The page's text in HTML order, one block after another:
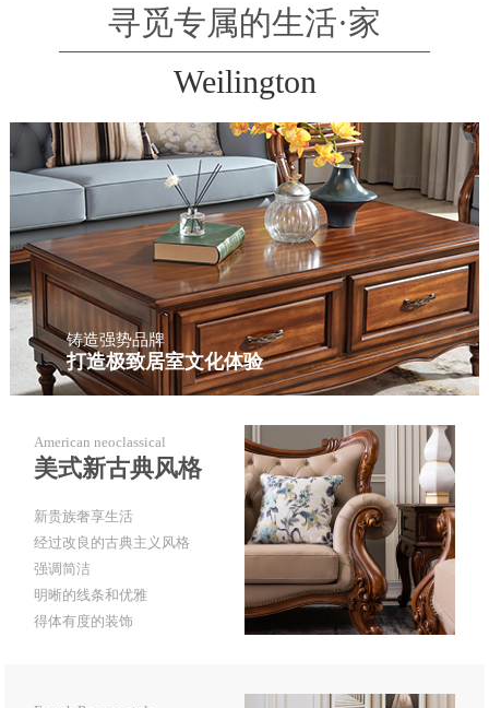
寻觅专属的生活·家
Weilington
铸造强势品牌
打造极致居室文化体验
American neoclassical
美式新古典风格
新贵族奢享生活
经过改良的古典主义风格
强调简洁
明晰的线条和优雅
得体有度的装饰